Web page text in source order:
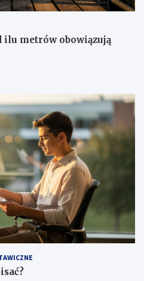
ilu metrów obowiązują